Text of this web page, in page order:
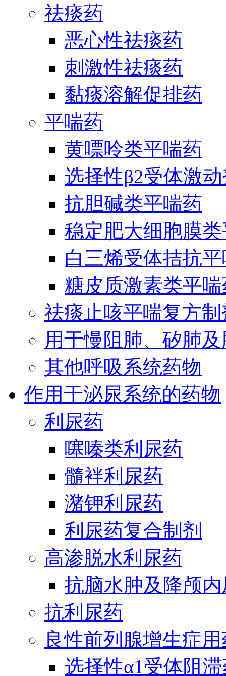
祛痰药
恶心性祛痰药
刺激性祛痰药
黏痰溶解促排药
平喘药
黄嘌呤类平喘药
选择性β2受体激
抗胆碱类平喘药
稳定肥大细胞膜
白三烯受体拮抗
糖皮质激素类平
祛痰止咳平喘复方制
用于慢阻肺、矽肺
其他呼吸系统药物
作用于泌尿系统的药物
利尿药
噻嗪类利尿药
髓袢利尿药
潴钾利尿药
利尿药复合制剂
高渗脱水利尿药
抗脑水肿及降颅
抗利尿药
良性前列腺增生症
选择性α1受体阻